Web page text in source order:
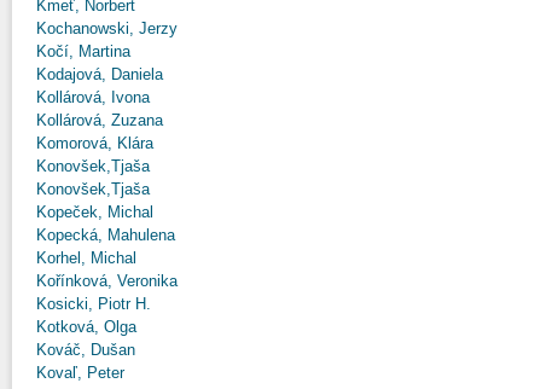
Kmeť, Norbert
Kochanowski, Jerzy
Kočí, Martina
Kodajová, Daniela
Kollárová, Ivona
Kollárová, Zuzana
Komorová, Klára
Konovšek,Tjaša
Konovšek,Tjaša
Kopeček, Michal
Kopecká, Mahulena
Korhel, Michal
Kořínková, Veronika
Kosicki, Piotr H.
Kotková, Olga
Kováč, Dušan
Kovaľ, Peter